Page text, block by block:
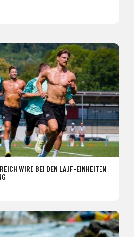
WIRD BEI DEN LAUF-EINHEITEN